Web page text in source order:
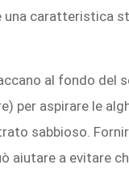
una caratteristica
al fondo del
per aspirare le
sabbioso.
aiutare a evitare